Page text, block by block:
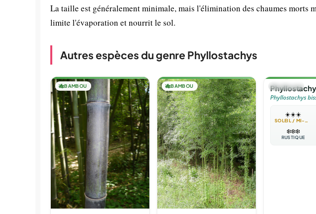
La taille est généralement minimale, mais l'élimination des chaumes morts
limite l'évaporation et nourrit le sol.
Autres espèces du genre Phyllostachys
🎋BAMBOU 🎋BAMBOU 🎋BAMBOU
Phyllostachys
☀️☀️☀️
SOLEIL / MI-OMBRE
❄️❄️❄️
RUSTIQUE